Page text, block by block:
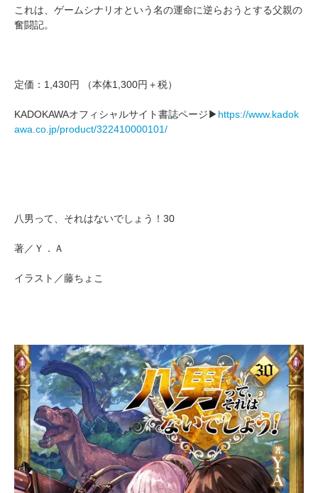
これは、ゲームシナリオという名の運命に逆らおうとする父親の
奮闘記。
定価：1,430円 （本体1,300円＋税）
KADOKAWAオフィシャルサイト書誌ページ▶ https://www.kadok
awa.co.jp/product/322410000101/
八男って、それはないでしょう！30
著／Ｙ．Ａ
イラスト／藤ちょこ